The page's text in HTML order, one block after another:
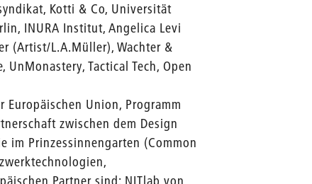
Kotti & Co, Universität
INURA Institut, Angelica Levi
(Artist/L.A.Müller), Wachter &
Tactical Tech, Open
Europäischen Union, Programm
zwischen dem Design
im Prinzessinnengarten (Common